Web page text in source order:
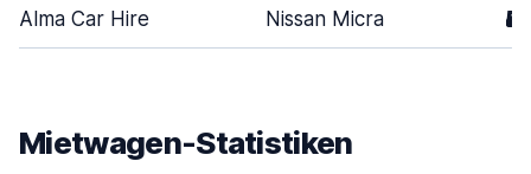
Alma Car Hire Nissan Micra 5
Mietwagen-Statistiken